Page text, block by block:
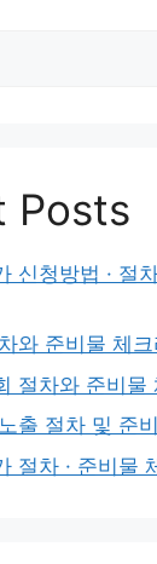
Posts
신청방법 · 절
와 준비물 체
절차와 준비물
출 절차 및 준
절차 · 준비물